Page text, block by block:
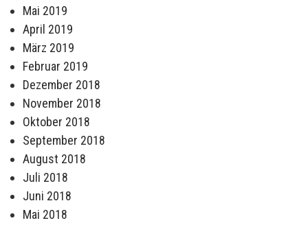
Mai 2019
April 2019
März 2019
Februar 2019
Dezember 2018
November 2018
Oktober 2018
September 2018
August 2018
Juli 2018
Juni 2018
Mai 2018